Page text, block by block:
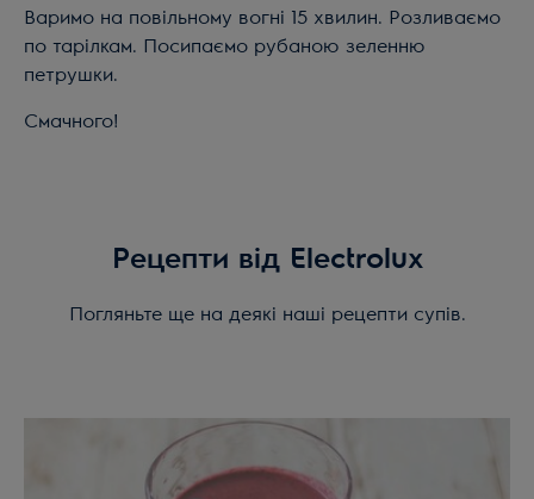
Варимо на повільному вогні 15 хвилин. Розливаємо
по тарілкам. Посипаємо рубаною зеленню
петрушки.
Смачного!
Рецепти від Electrolux
Погляньте ще на деякі наші рецепти супів.